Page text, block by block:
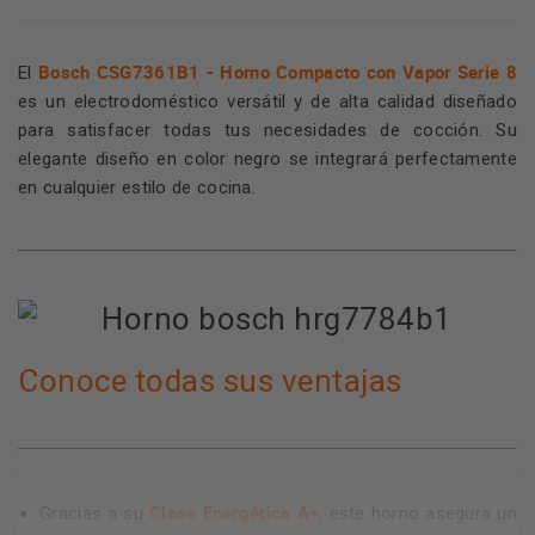
El Bosch CSG7361B1 - Horno Compacto con Vapor Serie 8
es un electrodoméstico versátil y de alta calidad diseñado
para satisfacer todas tus necesidades de cocción. Su
elegante diseño en color negro se integrará perfectamente
en cualquier estilo de cocina.
Conoce todas sus ventajas
Clase Energética A+